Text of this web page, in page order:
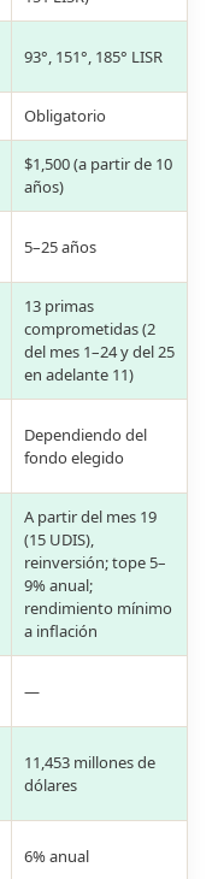
93°, 151°, 185° LISR
Obligatorio
$1,500 (a partir de 10
años)
5–25 años
13 primas
comprometidas (2
del mes 1–24 y del 25
en adelante 11)
Dependiendo del
fondo elegido
A partir del mes 19
(15 UDIS),
reinversión; tope 5–
9% anual;
rendimiento mínimo
a inflación
—
11,453 millones de
dólares
6% anual